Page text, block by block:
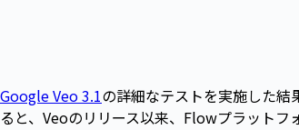
Google Veo 3.1の詳細なテストを実施した結
ると、Veoのリリース以来、Flowプラットフ